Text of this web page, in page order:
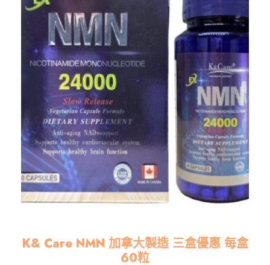
K& Care NMN 加拿大製造 三盒優惠 每盒
60粒